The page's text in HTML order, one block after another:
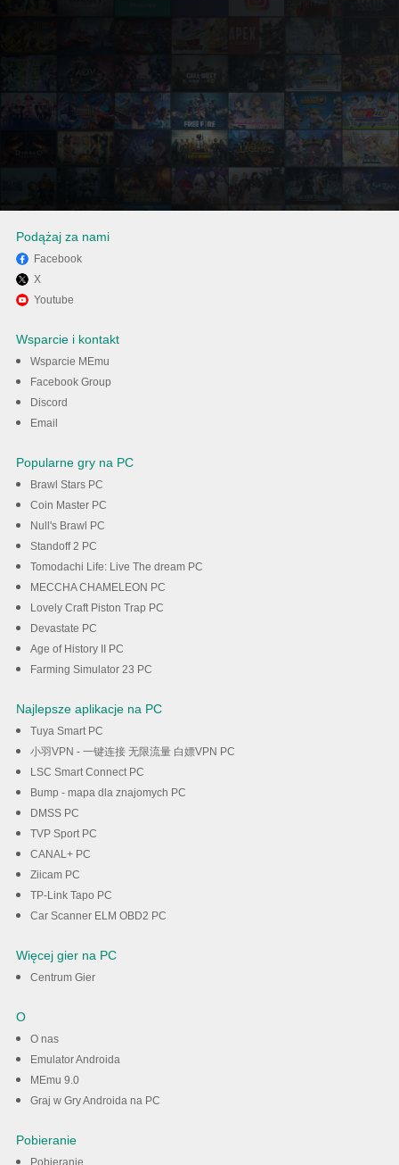
Użyj MEmu, aby doświadczyć
TV360 SmartTV na swoim
Podążaj za nami
Facebook
X
Youtube
Wsparcie i kontakt
Wsparcie MEmu
Facebook Group
Discord
Email
Popularne gry na PC
Brawl Stars PC
Coin Master PC
Null's Brawl PC
Standoff 2 PC
Tomodachi Life: Live The dream PC
MECCHA CHAMELEON PC
Lovely Craft Piston Trap PC
Devastate PC
Age of History II PC
Farming Simulator 23 PC
Najlepsze aplikacje na PC
Tuya Smart PC
小羽VPN - 一键连接 无限流量 白嫖VPN PC
LSC Smart Connect PC
Bump - mapa dla znajomych PC
DMSS PC
TVP Sport PC
CANAL+ PC
Ziicam PC
TP-Link Tapo PC
Car Scanner ELM OBD2 PC
Więcej gier na PC
Centrum Gier
O
O nas
Emulator Androida
MEmu 9.0
Graj w Gry Androida na PC
Pobieranie